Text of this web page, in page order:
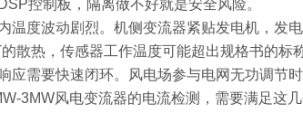
控制板，隔离做不好就是安全风险。
温度波动剧烈。机侧变流器紧贴发电机，
散热，传感器工作温度可能超出规格书的标
应需要快速闭环。风电场参与电网无功调节
3MW风电变流器的电流检测，需要满足这